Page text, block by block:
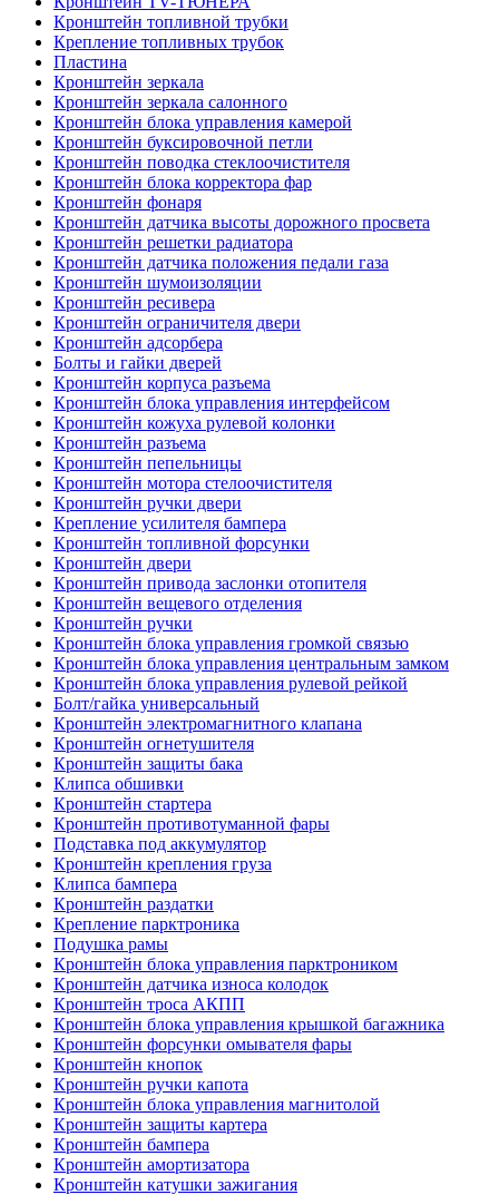
Кронштейн топливной трубки
Крепление топливных трубок
Пластина
Кронштейн зеркала
Кронштейн зеркала салонного
Кронштейн блока управления камерой
Кронштейн буксировочной петли
Кронштейн поводка стеклоочистителя
Кронштейн блока корректора фар
Кронштейн фонаря
Кронштейн датчика высоты дорожного просвета
Кронштейн решетки радиатора
Кронштейн датчика положения педали газа
Кронштейн шумоизоляции
Кронштейн ресивера
Кронштейн ограничителя двери
Кронштейн адсорбера
Болты и гайки дверей
Кронштейн корпуса разъема
Кронштейн блока управления интерфейсом
Кронштейн кожуха рулевой колонки
Кронштейн разъема
Кронштейн пепельницы
Кронштейн мотора стелоочистителя
Кронштейн ручки двери
Крепление усилителя бампера
Кронштейн топливной форсунки
Кронштейн двери
Кронштейн привода заслонки отопителя
Кронштейн вещевого отделения
Кронштейн ручки
Кронштейн блока управления громкой связью
Кронштейн блока управления центральным замком
Кронштейн блока управления рулевой рейкой
Болт/гайка универсальный
Кронштейн электромагнитного клапана
Кронштейн огнетушителя
Кронштейн защиты бака
Клипса обшивки
Кронштейн стартера
Кронштейн противотуманной фары
Подставка под аккумулятор
Кронштейн крепления груза
Клипса бампера
Кронштейн раздатки
Крепление парктроника
Подушка рамы
Кронштейн блока управления парктроником
Кронштейн датчика износа колодок
Кронштейн троса АКПП
Кронштейн блока управления крышкой багажника
Кронштейн форсунки омывателя фары
Кронштейн кнопок
Кронштейн ручки капота
Кронштейн блока управления магнитолой
Кронштейн защиты картера
Кронштейн бампера
Кронштейн амортизатора
Кронштейн катушки зажигания